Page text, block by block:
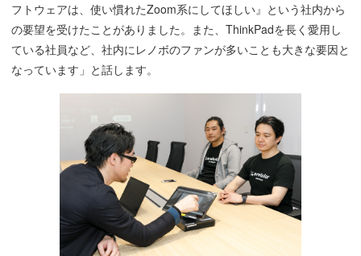
フトウェアは、使い慣れたZoom系にしてほしい』という社内から
の要望を受けたことがありました。また、ThinkPadを長く愛用し
ている社員など、社内にレノボのファンが多いことも大きな要因と
なっています」と話します。